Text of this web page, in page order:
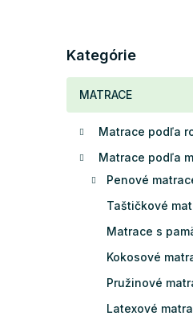
n
kategórie
Kategórie
MATRACE
Matrace podľa
Matrace podľa
Penové
Taštičkové
Matrace s
Kokosové
Pružinové
Latexové